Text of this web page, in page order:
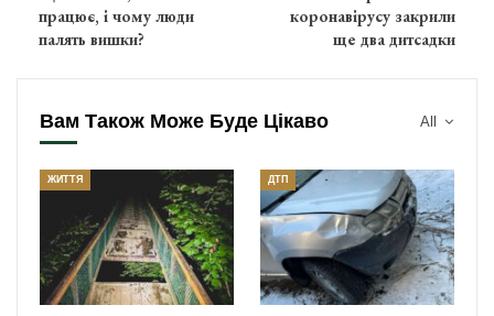
працює, і чому люди
палять вишки?
коронавірусу закрили
ще два дитсадки
All
Вам Також Може Буде Цікаво
ЖИТТЯ ДТП